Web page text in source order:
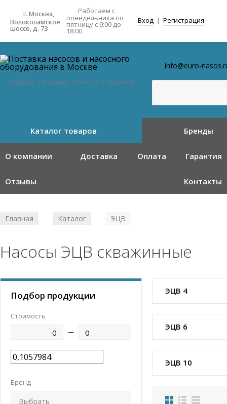
г. Москва,
Волоколамское
шоссе, д. 73
Работаем с
понедельника по
пятницу с 9:00 до
18:00
Вход | Регистрация
Подбор · Продажа · Монтаж · Гарантия
info@euro-
Каталог товаров Бренды
О компании Доставка Оплата Гарантия
Отзывы Контакты
Главная Каталог ЭЦВ
Насосы ЭЦВ скважинные
Подбор продукции
Стоимость
Бренд
ЭЦВ 4
ЭЦВ 6
ЭЦВ 10